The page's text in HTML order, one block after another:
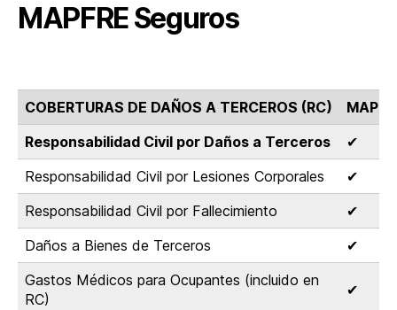
MAPFRE Seguros
COBERTURAS DE DAÑOS A TERCEROS (RC)
Responsabilidad Civil por Daños a Terceros
✔
Responsabilidad Civil por Lesiones Corporales
✔
Responsabilidad Civil por Fallecimiento
✔
Daños a Bienes de Terceros
✔
Gastos Médicos para Ocupantes (incluido en
RC)
✔